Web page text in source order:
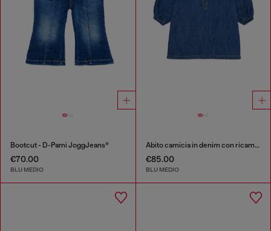
Bootcut - D-Pami JoggJeans®
€70.00
BLU MEDIO
Abito camicia in denim con ricamo logo Oval D
€85.00
BLU MEDIO